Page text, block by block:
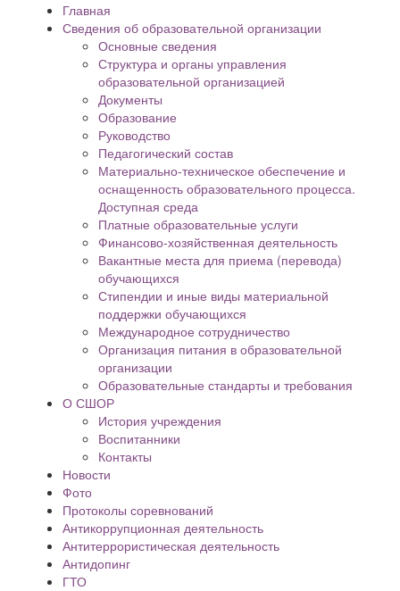
Главная
Сведения об образовательной организации
Основные сведения
Структура и органы управления
образовательной организацией
Документы
Образование
Руководство
Педагогический состав
Материально-техническое обеспечение и
оснащенность образовательного процесса.
Доступная среда
Платные образовательные услуги
Финансово-хозяйственная деятельность
Вакантные места для приема (перевода)
обучающихся
Стипендии и иные виды материальной
поддержки обучающихся
Международное сотрудничество
Организация питания в образовательной
организации
Образовательные стандарты и требования
О СШОР
История учреждения
Воспитанники
Контакты
Новости
Фото
Протоколы соревнований
Антикоррупционная деятельность
Антитеррористическая деятельность
Антидопинг
ГТО